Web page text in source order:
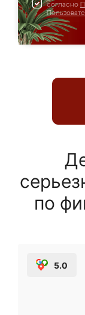
согласно
по
5.0